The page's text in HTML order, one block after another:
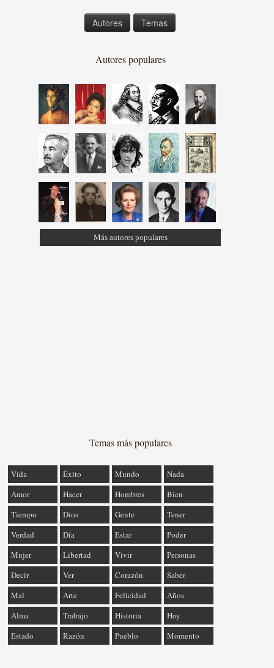
Autores Temas
Autores populares
Más autores populares
Temas más populares
Vida Éxito Mundo
Nada
Amor
Hacer Hombres
Bien
Tiempo
Dios Gente
Tener
Verdad
Día Estar
Poder
Mujer
Libertad Vivir
Personas
Decir
Ver Corazón
Saber
Mal
Arte Felicidad
Años
Alma
Trabajo Historia
Hoy
Estado
Razón Pueblo Momento